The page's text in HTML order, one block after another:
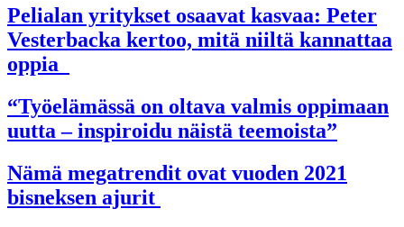
Pelialan yritykset osaavat kasvaa: Peter
Vesterbacka kertoo, mitä niiltä kannattaa
oppia
“Työelämässä on oltava valmis oppimaan
uutta – inspiroidu näistä teemoista”
Nämä megatrendit ovat vuoden 2021
bisneksen ajurit